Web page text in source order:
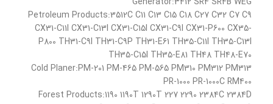
Petroleum Products:3512C C11 C13 C15 C18 C27 C32 C7 C9
CX31-C11I CX31-C13I CX31-C15I CX31-C9I CX31-P600 CX35-
P800 TH31-C9I TH31-C9P TH31-E61 TH35-C11I TH35-C13I
TH35-C15I TH35-E81 TH48 TH48-E70
Cold Planer:PM-201 PM-465 PM-565 PM310 PM312 PM313
PR-1000 PR-1000C RM400
Forest Products:1190 1190T 1290T 227 2290 2384C 2384D